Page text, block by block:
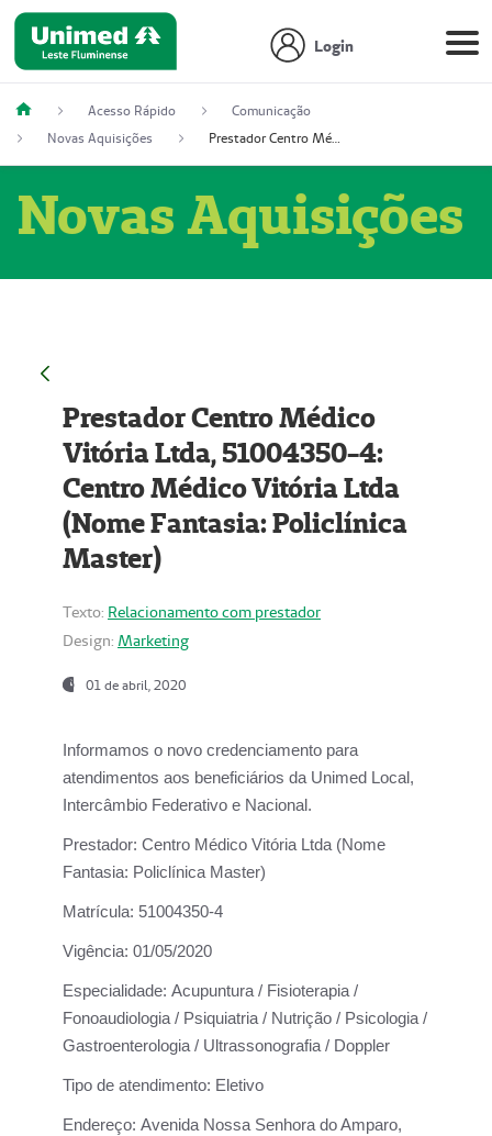
Login
Acesso Rápido
Comunicação
Novas Aquisições
Prestador Centro Médico Vitória Ltda, 51004350-4: Centro Médico Vitória Ltda (Nome Fantasia: Policlínica Master)
Novas Aquisições
Prestador Centro Médico
Vitória Ltda, 51004350-4:
Centro Médico Vitória Ltda
(Nome Fantasia: Policlínica
Master)
Texto: Relacionamento com prestador
Design: Marketing
01 de abril, 2020
Informamos o novo credenciamento para
atendimentos aos beneficiários da Unimed Local,
Intercâmbio Federativo e Nacional.
Prestador: Centro Médico Vitória Ltda (Nome
Fantasia: Policlínica Master)
Matrícula: 51004350-4
Vigência: 01/05/2020
Especialidade: Acupuntura / Fisioterapia /
Fonoaudiologia / Psiquiatria / Nutrição / Psicologia /
Gastroenterologia / Ultrassonografia / Doppler
Tipo de atendimento: Eletivo
Endereço: Avenida Nossa Senhora do Amparo,